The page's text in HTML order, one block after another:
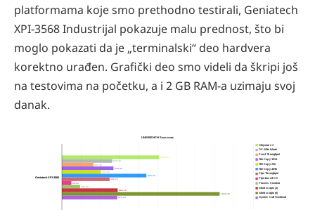
platformama koje smo prethodno testirali, Geniatech
XPI-3568 Industrijal pokazuje malu prednost, što bi
moglo pokazati da je „terminalski“ deo hardvera
korektno urađen. Grafički deo smo videli da škripi još
na testovima na početku, a i 2 GB RAM-a uzimaju svoj
danak.
1015.10
526.20
329.30
539.40
406.50
883.60
499.70
98.50
190.20
583.70
1650.40
579.20
UNIXBENCH Singlecore
Geniatech XPI-3566
Dhrystone 2
DP Whetstone
Execl Throughput
File Copy 1024
File Copy 256
File Copy 4096
Pipe Throughput
Pipe-based CS
Process Creation
Shell scripts (1)
Shell scripts (8)
System Call Overhead